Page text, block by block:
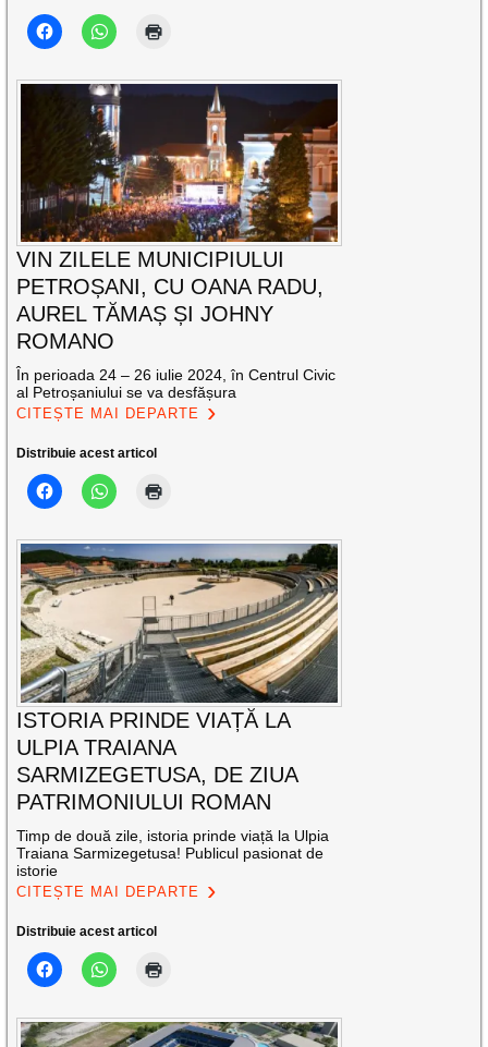
VIN ZILELE MUNICIPIULUI
PETROȘANI, CU OANA RADU,
AUREL TĂMAȘ ȘI JOHNY
ROMANO
În perioada 24 – 26 iulie 2024, în Centrul Civic
al Petroșaniului se va desfășura
CITEȘTE MAI DEPARTE
Distribuie acest articol
ISTORIA PRINDE VIAȚĂ LA
ULPIA TRAIANA
SARMIZEGETUSA, DE ZIUA
PATRIMONIULUI ROMAN
Timp de două zile, istoria prinde viață la Ulpia
Traiana Sarmizegetusa! Publicul pasionat de
istorie
CITEȘTE MAI DEPARTE
Distribuie acest articol